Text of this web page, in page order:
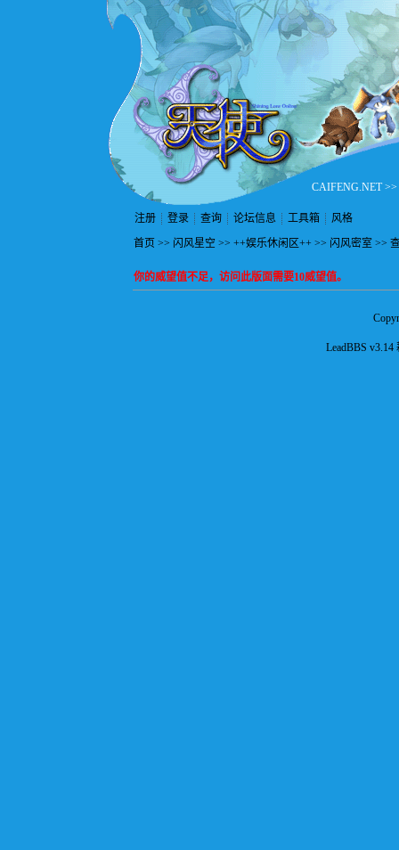
CAIFENG.NET>>
注册 登录 查询 论坛信息 工具箱
风格
首页 >> 闪风星空 >> ++娱乐休闲区++ >> 闪风密室 >>
你的威望值不足，访问此版面需要10威望值。
LeadBBS v3.14